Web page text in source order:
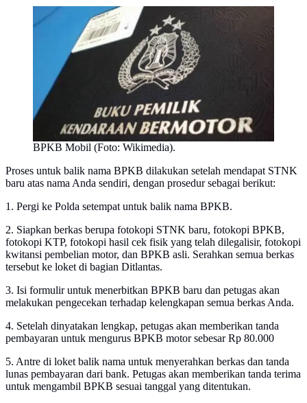
BPKB Mobil (Foto: Wikimedia).
Proses untuk balik nama BPKB dilakukan setelah mendapat STNK
baru atas nama Anda sendiri, dengan prosedur sebagai berikut:
1. Pergi ke Polda setempat untuk balik nama BPKB.
2. Siapkan berkas berupa fotokopi STNK baru, fotokopi BPKB,
fotokopi KTP, fotokopi hasil cek fisik yang telah dilegalisir, fotokopi
kwitansi pembelian motor, dan BPKB asli. Serahkan semua berkas
tersebut ke loket di bagian Ditlantas.
3. Isi formulir untuk menerbitkan BPKB baru dan petugas akan
melakukan pengecekan terhadap kelengkapan semua berkas Anda.
4. Setelah dinyatakan lengkap, petugas akan memberikan tanda
pembayaran untuk mengurus BPKB motor sebesar Rp 80.000
5. Antre di loket balik nama untuk menyerahkan berkas dan tanda
lunas pembayaran dari bank. Petugas akan memberikan tanda terima
untuk mengambil BPKB sesuai tanggal yang ditentukan.